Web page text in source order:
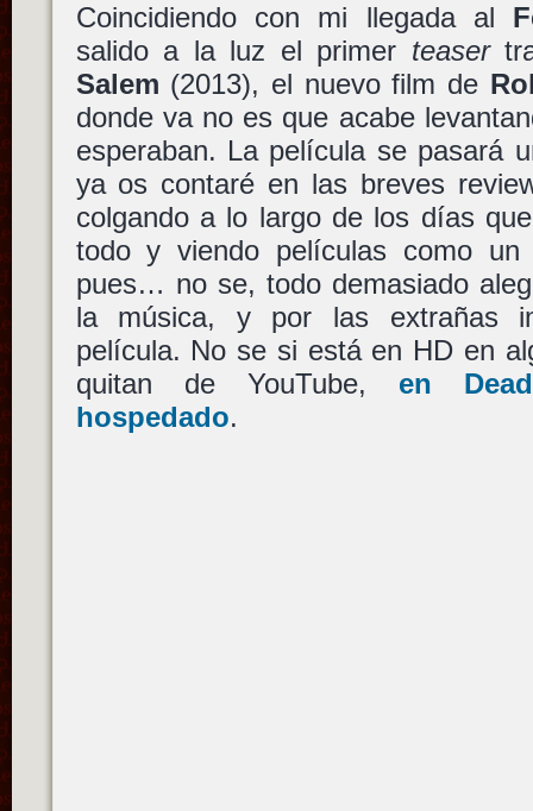
Coincidiendo con mi llegada al
salido a la luz el primer teaser
Salem (2013), el nuevo film de
donde va no es que acabe
esperaban. La película se pasará
ya os contaré en las breves
colgando a lo largo de los días
todo y viendo películas como un
pues… no se, todo demasiado
la música, y por las extrañas
película. No se si está en HD en
quitan de YouTube, en
hospedado.